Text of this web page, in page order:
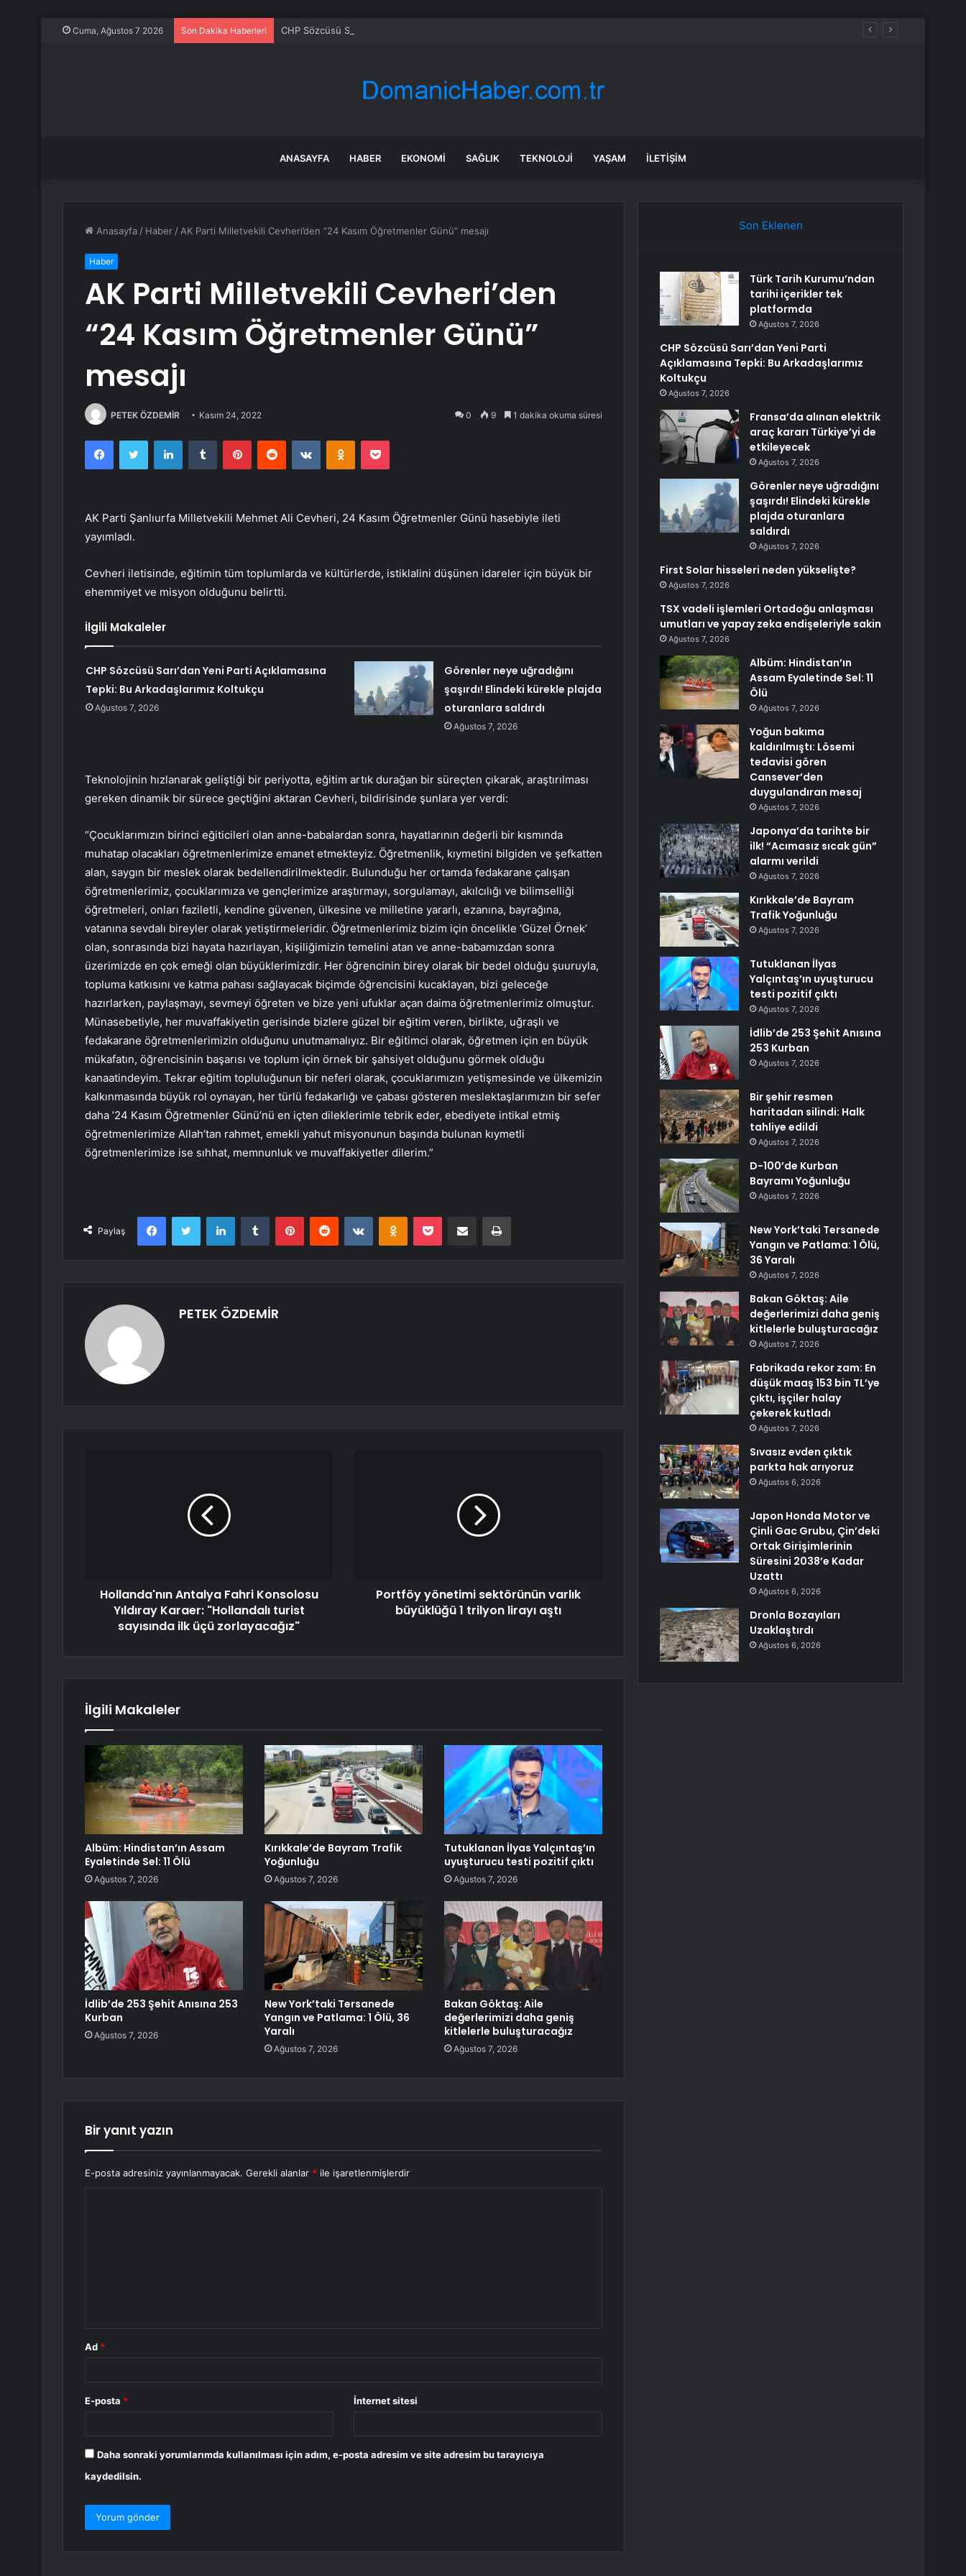
Cuma, Ağustos 7 2026 Son Dakika Haberleri CHP Sözcüsü Sarı’dan Yeni Parti Açıklamasına Tepki: Bu Arkadaşlarımız Koltukçu
ANASAYFA HABER EKONOMI SAĞLIK TEKNOLOJI YAŞAM İLETIŞIM
Anasayfa / Haber / AK Parti Milletvekili Cevheri’den “24 Kasım Öğretmenler Günü” mesajı
Haber
AK Parti Milletvekili Cevheri’den
“24 Kasım Öğretmenler Günü”
mesajı
PETEK ÖZDEMİR Kasım 24, 2022 0 9 1 dakika okuma süresi
FacebookTwitter LinkedInTumblr PinterestReddit VKontakteOdnoklassniki
Pocket
AK Parti Şanlıurfa Milletvekili Mehmet Ali Cevheri, 24 Kasım Öğretmenler Günü hasebiyle ileti
yayımladı.
Cevheri iletisinde, eğitimin tüm toplumlarda ve kültürlerde, istiklalini düşünen idareler için büyük bir
ehemmiyet ve misyon olduğunu belirtti.
İlgili Makaleler
CHP Sözcüsü Sarı’dan Yeni Parti Açıklamasına
Tepki: Bu Arkadaşlarımız Koltukçu
Ağustos 7, 2026
Görenler neye uğradığını
şaşırdı! Elindeki kürekle plajda
oturanlara saldırdı
Ağustos 7, 2026
Teknolojinin hızlanarak geliştiği bir periyotta, eğitim artık durağan bir süreçten çıkarak, araştırılması
gereken dinamik bir sürece geçtiğini aktaran Cevheri, bildirisinde şunlara yer verdi:
“Çocuklarımızın birinci eğiticileri olan anne-babalardan sonra, hayatlarının değerli bir kısmında
muhatap olacakları öğretmenlerimize emanet etmekteyiz. Öğretmenlik, kıymetini bilgiden ve şefkatten
alan, saygın bir meslek olarak bedellendirilmektedir. Bulunduğu her ortamda fedakarane çalışan
öğretmenlerimiz, çocuklarımıza ve gençlerimize araştırmayı, sorgulamayı, akılcılığı ve bilimselliği
öğretmeleri, onları faziletli, kendine güvenen, ülkesine ve milletine yararlı, ezanına, bayrağına,
vatanına sevdalı bireyler olarak yetiştirmeleridir. Öğretmenlerimiz bizim için öncelikle ‘Güzel Örnek’
olan, sonrasında bizi hayata hazırlayan, kişiliğimizin temelini atan ve anne-babamızdan sonra
üzerimizde en çok emeği olan büyüklerimizdir. Her öğrencinin birey olarak bir bedel olduğu şuuruyla,
topluma katkısını ve katma pahası sağlayacak biçimde öğrencisini kucaklayan, bizi geleceğe
hazırlarken, paylaşmayı, sevmeyi öğreten ve bize yeni ufuklar açan daima öğretmenlerimiz olmuştur.
Münasebetiyle, her muvaffakiyetin gerisinde bizlere güzel bir eğitim veren, birlikte, uğraşlı ve
fedakarane öğretmenlerimizin olduğunu unutmamalıyız. Bir eğitimci olarak, öğretmen için en büyük
mükafatın, öğrencisinin başarısı ve toplum için örnek bir şahsiyet olduğunu görmek olduğu
kanaatindeyim. Tekrar eğitim topluluğunun bir neferi olarak, çocuklarımızın yetişmesinde ve ülkemizin
kalkınmasında büyük rol oynayan, her türlü fedakarlığı ve çabası gösteren meslektaşlarımızın bir sefer
daha ’24 Kasım Öğretmenler Günü’nü en içten dileklerimle tebrik eder, ebediyete intikal etmiş
öğretmenlerimize Allah’tan rahmet, emekli yahut misyonunun başında bulunan kıymetli
öğretmenlerimize ise sıhhat, memnunluk ve muvaffakiyetler dilerim.”
Paylaş
FacebookTwitter LinkedInTumblr PinterestReddit VKontakteOdnoklassniki
Pocket E-Posta ile paylaş Yazdır
PETEK ÖZDEMİR
Hollanda'nın Antalya Fahri Konsolosu
Yıldıray Karaer: "Hollandalı turist
sayısında ilk üçü zorlayacağız"
Portföy yönetimi sektörünün varlık
büyüklüğü 1 trilyon lirayı aştı
İlgili Makaleler
Albüm: Hindistan’ın Assam
Eyaletinde Sel: 11 Ölü
Ağustos 7, 2026
Kırıkkale’de Bayram Trafik
Yoğunluğu
Ağustos 7, 2026
Tutuklanan İlyas Yalçıntaş’ın
uyuşturucu testi pozitif çıktı
Ağustos 7, 2026
İdlib’de 253 Şehit Anısına 253
Kurban
Ağustos 7, 2026
New York’taki Tersanede
Yangın ve Patlama: 1 Ölü, 36
Yaralı
Ağustos 7, 2026
Bakan Göktaş: Aile
değerlerimizi daha geniş
kitlelerle buluşturacağız
Ağustos 7, 2026
Bir yanıt yazın
E-posta adresiniz yayınlanmayacak. Gerekli alanlar * ile işaretlenmişlerdir
Ad *
E-posta * İnternet sitesi
Daha sonraki yorumlarımda kullanılması için adım, e-posta adresim ve site adresim bu tarayıcıya
kaydedilsin.
Son Eklenen
Türk Tarih Kurumu’ndan
tarihi içerikler tek
platformda
Ağustos 7, 2026
CHP Sözcüsü Sarı’dan Yeni Parti
Açıklamasına Tepki: Bu Arkadaşlarımız
Koltukçu
Ağustos 7, 2026
Fransa’da alınan elektrik
araç kararı Türkiye’yi de
etkileyecek
Ağustos 7, 2026
Görenler neye uğradığını
şaşırdı! Elindeki kürekle
plajda oturanlara
saldırdı
Ağustos 7, 2026
First Solar hisseleri neden yükselişte?
Ağustos 7, 2026
TSX vadeli işlemleri Ortadoğu anlaşması
umutları ve yapay zeka endişeleriyle sakin
Ağustos 7, 2026
Albüm: Hindistan’ın
Assam Eyaletinde Sel: 11
Ölü
Ağustos 7, 2026
Yoğun bakıma
kaldırılmıştı: Lösemi
tedavisi gören
Cansever’den
duygulandıran mesaj
Ağustos 7, 2026
Japonya’da tarihte bir
ilk! “Acımasız sıcak gün”
alarmı verildi
Ağustos 7, 2026
Kırıkkale’de Bayram
Trafik Yoğunluğu
Ağustos 7, 2026
Tutuklanan İlyas
Yalçıntaş’ın uyuşturucu
testi pozitif çıktı
Ağustos 7, 2026
İdlib’de 253 Şehit Anısına
253 Kurban
Ağustos 7, 2026
Bir şehir resmen
haritadan silindi: Halk
tahliye edildi
Ağustos 7, 2026
D-100’de Kurban
Bayramı Yoğunluğu
Ağustos 7, 2026
New York’taki Tersanede
Yangın ve Patlama: 1 Ölü,
36 Yaralı
Ağustos 7, 2026
Bakan Göktaş: Aile
değerlerimizi daha geniş
kitlelerle buluşturacağız
Ağustos 7, 2026
Fabrikada rekor zam: En
düşük maaş 153 bin TL’ye
çıktı, işçiler halay
çekerek kutladı
Ağustos 7, 2026
Sıvasız evden çıktık
parkta hak arıyoruz
Ağustos 6, 2026
Japon Honda Motor ve
Çinli Gac Grubu, Çin’deki
Ortak Girişimlerinin
Süresini 2038’e Kadar
Uzattı
Ağustos 6, 2026
Dronla Bozayıları
Uzaklaştırdı
Ağustos 6, 2026